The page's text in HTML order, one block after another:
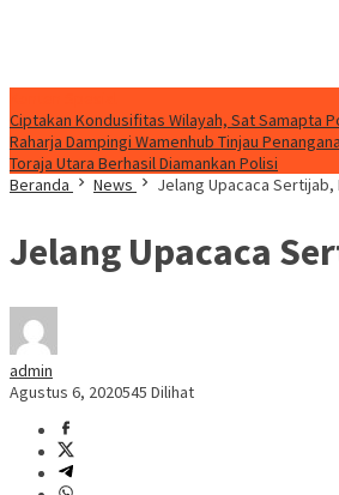
Ciptakan Kondusifitas Wilayah, Sat Samapta
Raharja Dampingi Wamenhub Tinjau
Toraja Utara Berhasil Diamankan Polisi
Beranda
News Jelang Upacaca Sertijab,
Jelang Upacaca
admin
Agustus 6, 2020545 Dilihat